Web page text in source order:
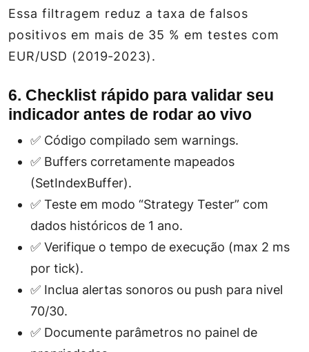
Essa filtragem reduz a taxa de falsos
positivos em mais de 35 % em testes com
EUR/USD (2019‑2023).
6. Checklist rápido para validar seu
indicador antes de rodar ao vivo
✅ Código compilado sem warnings.
✅ Buffers corretamente mapeados
(SetIndexBuffer).
✅ Teste em modo “Strategy Tester” com
dados históricos de 1 ano.
✅ Verifique o tempo de execução (max 2 ms
por tick).
✅ Inclua alertas sonoros ou push para nivel
70/30.
✅ Documente parâmetros no painel de